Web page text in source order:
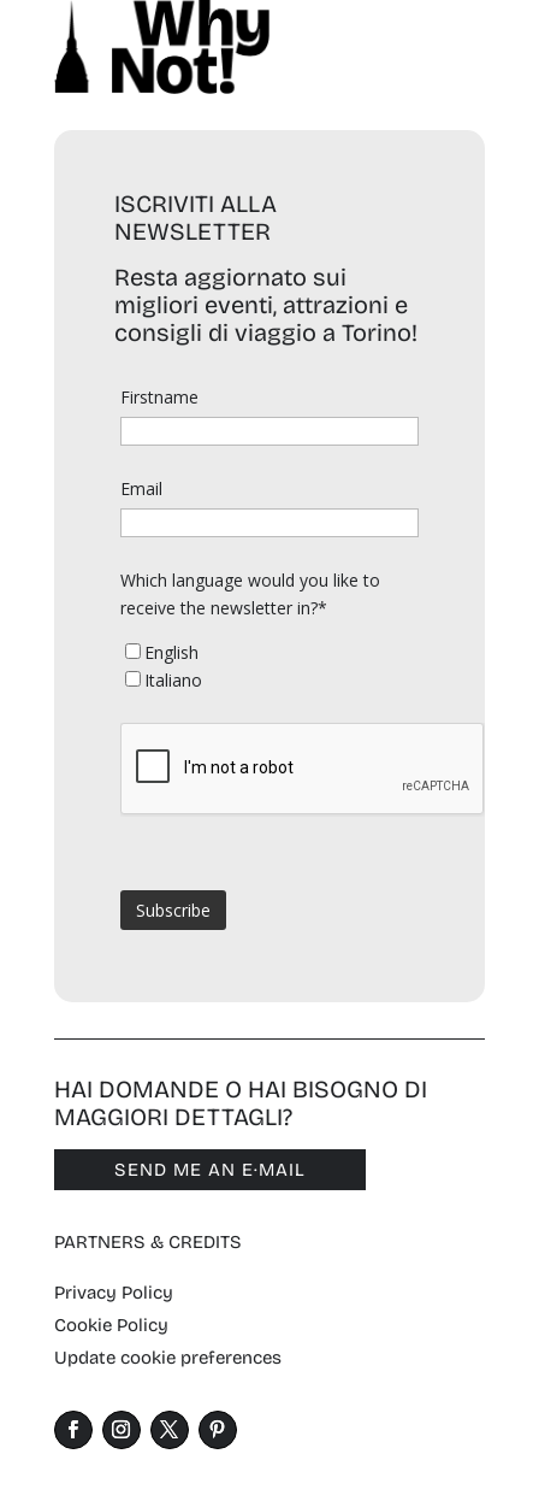
ISCRIVITI ALLA
NEWSLETTER
Resta aggiornato sui
migliori eventi, attrazioni e
consigli di viaggio a Torino!
Firstname
Email
Which language would you like to
receive the newsletter in?*
English
Italiano
HAI DOMANDE O HAI BISOGNO DI
MAGGIORI DETTAGLI?
SEND ME AN E·MAIL
PARTNERS & CREDITS
Privacy Policy
Cookie Policy
Update cookie preferences